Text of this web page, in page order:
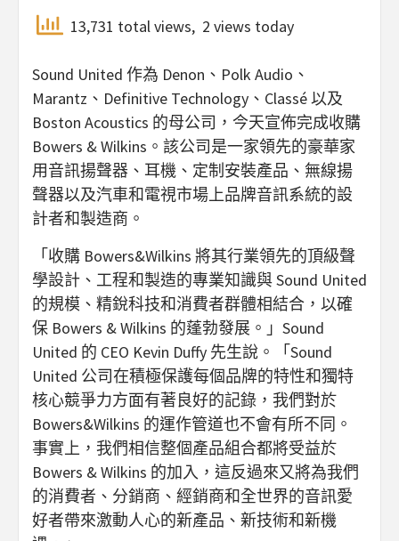
13,731 total views, 2 views today
Sound United 作為 Denon、Polk Audio、
Marantz、Definitive Technology、Classé 以及
Boston Acoustics 的母公司，今天宣佈完成收購
Bowers & Wilkins。該公司是一家領先的豪華家
用音訊揚聲器、耳機、定制安裝產品、無線揚
聲器以及汽車和電視市場上品牌音訊系統的設
計者和製造商。
「收購 Bowers&Wilkins 將其行業領先的頂級聲
學設計、工程和製造的專業知識與 Sound United
的規模、精銳科技和消費者群體相結合，以確
保 Bowers & Wilkins 的蓬勃發展。」Sound
United 的 CEO Kevin Duffy 先生說。「Sound
United 公司在積極保護每個品牌的特性和獨特
核心競爭力方面有著良好的記錄，我們對於
Bowers&Wilkins 的運作管道也不會有所不同。
事實上，我們相信整個產品組合都將受益於
Bowers & Wilkins 的加入，這反過來又將為我們
的消費者、分銷商、經銷商和全世界的音訊愛
好者帶來激動人心的新產品、新技術和新機